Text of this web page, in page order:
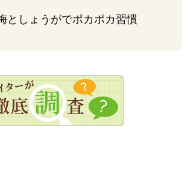
としょうがでポカポカ習慣